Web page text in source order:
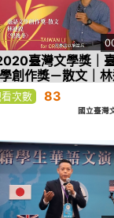
臺灣文學獎｜
學創作獎－散文｜
〈望後冬〉
次數 83
國立臺灣